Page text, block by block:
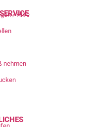
/ Hilfe
nehmen